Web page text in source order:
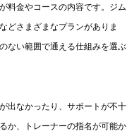
料金やコースの内容です。ジム
どさまざまなプランがありま
ない範囲で通える仕組みを選ぶ
出なかったり、サポートが不十
か、トレーナーの指名が可能か